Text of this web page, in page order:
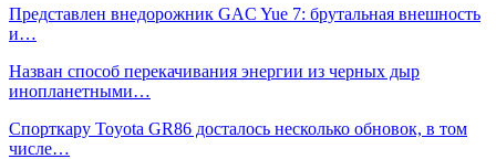
Представлен внедорожник GAC Yue 7: брутальная внешность
и…
Назван способ перекачивания энергии из черных дыр
инопланетными…
Спорткару Toyota GR86 досталось несколько обновок, в том
числе…